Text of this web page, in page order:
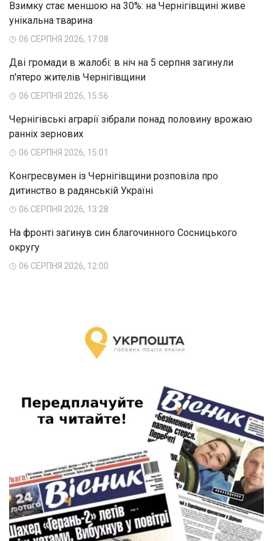
Взимку стає меншою на 30%: на Чернігівщині живе
унікальна тварина
06 СЕРПНЯ 2026, 17:08
Дві громади в жалобі: в ніч на 5 серпня загинули
п'ятеро жителів Чернігівщини
06 СЕРПНЯ 2026, 15:56
Чернігівські аграрії зібрали понад половину врожаю
ранніх зернових
06 СЕРПНЯ 2026, 15:01
Конгресвумен із Чернігівщини розповіла про
дитинство в радянській Україні
06 СЕРПНЯ 2026, 13:28
На фронті загинув син благочинного Сосницького
округу
06 СЕРПНЯ 2026, 12:00